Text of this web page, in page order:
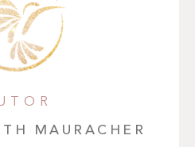
MAURACHER